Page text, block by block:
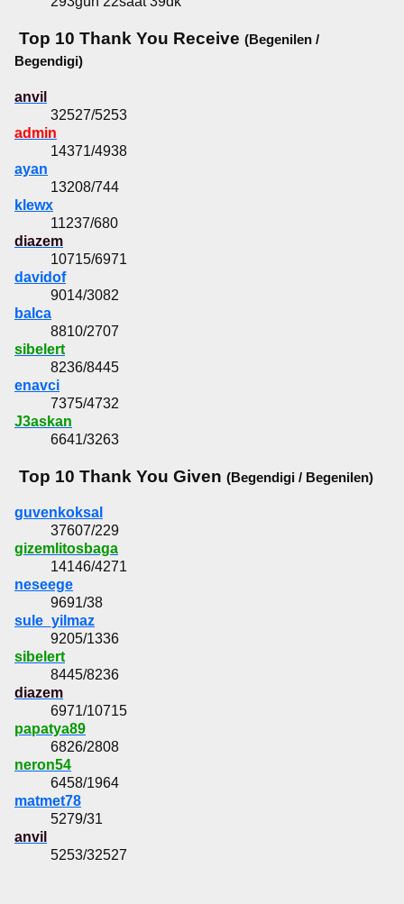
Top 10 Thank You Receive (Begenilen /
Begendigi)
anvil
32527/5253
admin
14371/4938
ayan
13208/744
klewx
11237/680
diazem
10715/6971
davidof
9014/3082
balca
8810/2707
sibelert
8236/8445
enavci
7375/4732
J3askan
6641/3263
Top 10 Thank You Given (Begendigi / Begenilen)
guvenkoksal
37607/229
gizemlitosbaga
14146/4271
neseege
9691/38
sule_yilmaz
9205/1336
sibelert
8445/8236
diazem
6971/10715
papatya89
6826/2808
neron54
6458/1964
matmet78
5279/31
anvil
5253/32527